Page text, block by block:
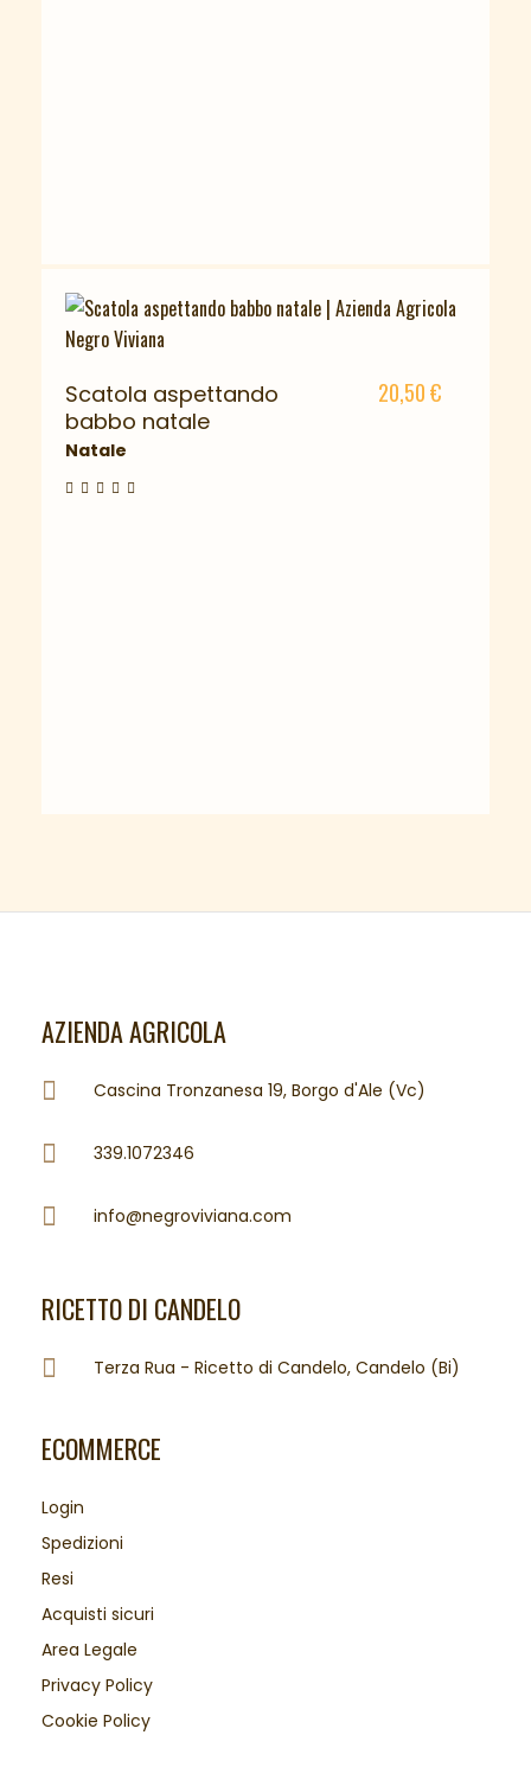
Scatola aspettando
babbo natale
Natale
20,50€
AZIENDA AGRICOLA
Cascina Tronzanesa 19, Borgo d'Ale (Vc)
339.1072346
info@negroviviana.com
RICETTO DI CANDELO
Terza Rua - Ricetto di Candelo, Candelo (Bi)
ECOMMERCE
Login
Spedizioni
Resi
Acquisti sicuri
Area Legale
Privacy Policy
Cookie Policy